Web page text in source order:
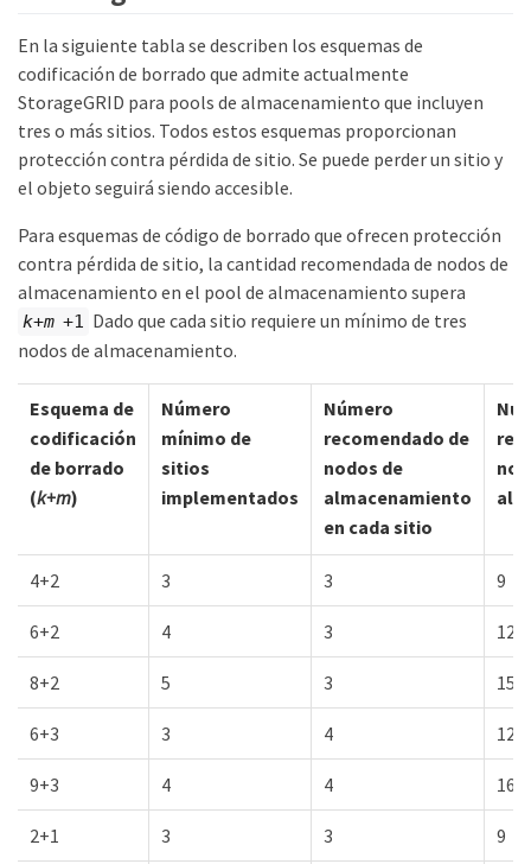
En la siguiente tabla se describen los esquemas de
codificación de borrado que admite actualmente
StorageGRID para pools de almacenamiento que incluyen
tres o más sitios. Todos estos esquemas proporcionan
protección contra pérdida de sitio. Se puede perder un sitio y
el objeto seguirá siendo accesible.
Para esquemas de código de borrado que ofrecen protección
contra pérdida de sitio, la cantidad recomendada de nodos de
almacenamiento en el pool de almacenamiento supera
k+m +1 Dado que cada sitio requiere un mínimo de tres
nodos de almacenamiento.
Esquema de
codificación
de borrado
(k+m)
Número
mínimo de
sitios
implementados
Número
recomendado de
nodos de
almacenamiento
en cada sitio
4+2 3 3 9
6+2 4 3 12
8+2 5 3 15
6+3 3 4 12
9+3 4 4 16
2+1 3 3 9